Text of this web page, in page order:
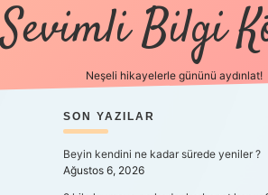
Sevimli Bilgi
Neşeli hikayelerle gününü aydınlat!
SIDEBAR
SON YAZILAR
Beyin kendini ne kadar sürede yeniler ?
Ağustos 6, 2026